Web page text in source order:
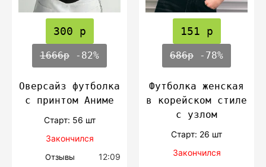
300 р
1666р -82%
Оверсайз футболка
с принтом Аниме
Cтарт: 56 шт
Закончился
Отзывы 12:09
151 р
686р -78%
Футболка женская
в корейском стиле
с узлом
Cтарт: 26 шт
Закончился